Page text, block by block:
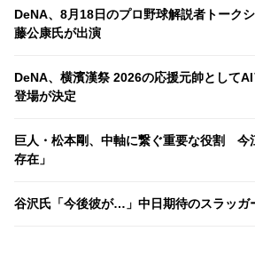
DeNA、8月18日のプロ野球解説者トーク
藤公康氏が出演
DeNA、横濱漢祭 2026の応援元帥として
登場が決定
巨人・松本剛、中軸に繋ぐ重要な役割 今
存在」
谷沢氏「今後彼が…」中日期待のスラッガ